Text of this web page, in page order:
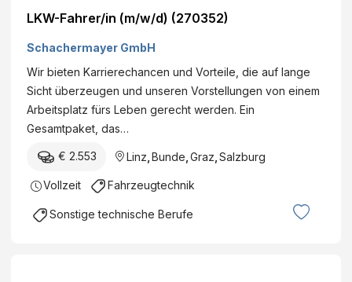
g
n
t
e
LKW-Fahrer/in (m/w/d) (270352)
Schachermayer GmbH
Wir bieten Karrierechancen und Vorteile, die auf lange
Sicht überzeugen und unseren Vorstellungen von einem
Arbeitsplatz fürs Leben gerecht werden. Ein
Gesamtpaket, das…
€ 2.553 Linz Bunde Graz Salzburg
Vollzeit Fahrzeugtechnik
Sonstige technische Berufe